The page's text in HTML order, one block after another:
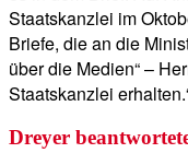
Staatskanzlei im
Briefe, die an die
über die Medien“ –
Staatskanzlei
Dreyer